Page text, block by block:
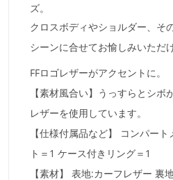
ズ。
クロスボディやショルダー、そ
シーンに合せてお愉しみいただ
FFロゴレザーがアクセントに。
【素材風合い】うっすらとシボ
レザーを使用しています。
【仕様付属品など】 コンパー
ト＝1 ケース付きリング＝1
【素材】 表地:カーフレザー 裏